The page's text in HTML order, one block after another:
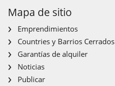
Mapa de sitio
Emprendimientos
Countries y Barrios Cerrados
Garantías de alquiler
Noticias
Publicar